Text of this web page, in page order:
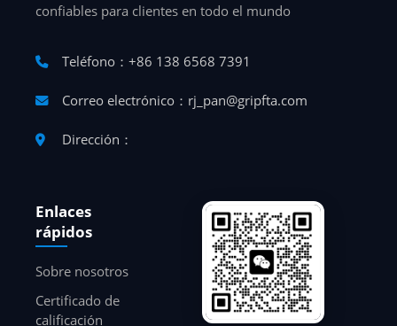
confiables para clientes en todo el mundo
Teléfono：+86 138 6568 7391
Correo electrónico：rj_pan@gripfta.com
Dirección：
Enlaces
rápidos
Sobre nosotros
Certificado de
calificación